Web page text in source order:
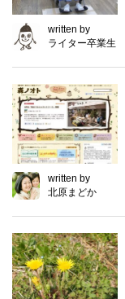
written by
ライター卒業生
written by
北原まどか